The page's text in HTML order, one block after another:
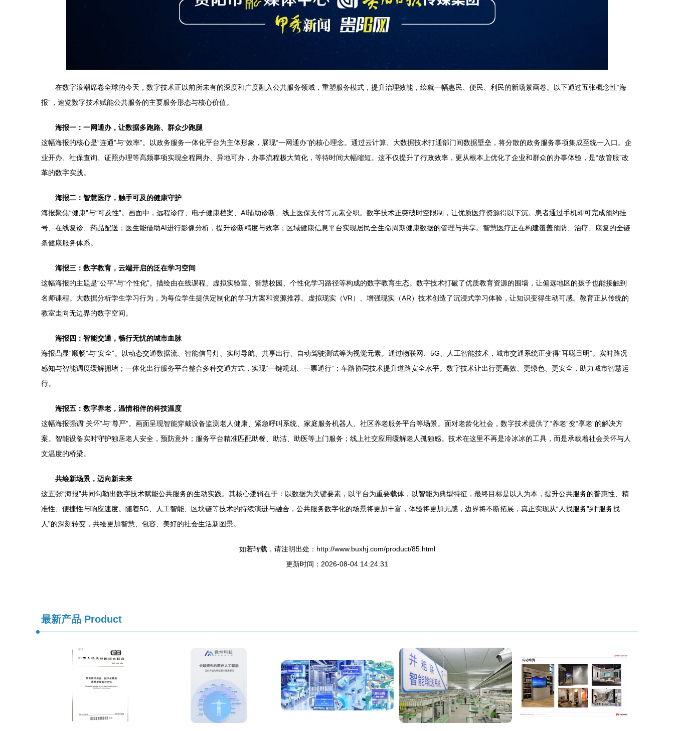
在数字浪潮席卷全球的今天，数字技术正以前所未有的深度和广度融入公共服务领域，重塑服务模式，提升治理效能，绘就一幅惠民、便民、利民的新场景画卷。以下通过五张概念性“海
报”，速览数字技术赋能公共服务的主要服务形态与核心价值。
海报一：一网通办，让数据多跑路、群众少跑腿
这幅海报的核心是“连通”与“效率”。以政务服务一体化平台为主体形象，展现“一网通办”的核心理念。通过云计算、大数据技术打通部门间数据壁垒，将分散的政务服务事项集成至统一入口。企
业开办、社保查询、证照办理等高频事项实现全程网办、异地可办，办事流程极大简化，等待时间大幅缩短。这不仅提升了行政效率，更从根本上优化了企业和群众的办事体验，是“放管服”改
革的数字实践。
海报二：智慧医疗，触手可及的健康守护
海报聚焦“健康”与“可及性”。画面中，远程诊疗、电子健康档案、AI辅助诊断、线上医保支付等元素交织。数字技术正突破时空限制，让优质医疗资源得以下沉。患者通过手机即可完成预约挂
号、在线复诊、药品配送；医生能借助AI进行影像分析，提升诊断精度与效率；区域健康信息平台实现居民全生命周期健康数据的管理与共享。智慧医疗正在构建覆盖预防、治疗、康复的全链
条健康服务体系。
海报三：数字教育，云端开启的泛在学习空间
这幅海报的主题是“公平”与“个性化”。描绘由在线课程、虚拟实验室、智慧校园、个性化学习路径等构成的数字教育生态。数字技术打破了优质教育资源的围墙，让偏远地区的孩子也能接触到
名师课程。大数据分析学生学习行为，为每位学生提供定制化的学习方案和资源推荐。虚拟现实（VR）、增强现实（AR）技术创造了沉浸式学习体验，让知识变得生动可感。教育正从传统的
教室走向无边界的数字空间。
海报四：智能交通，畅行无忧的城市血脉
海报凸显“顺畅”与“安全”。以动态交通数据流、智能信号灯、实时导航、共享出行、自动驾驶测试等为视觉元素。通过物联网、5G、人工智能技术，城市交通系统正变得“耳聪目明”。实时路况
感知与智能调度缓解拥堵；一体化出行服务平台整合多种交通方式，实现“一键规划、一票通行”；车路协同技术提升道路安全水平。数字技术让出行更高效、更绿色、更安全，助力城市智慧运
行。
海报五：数字养老，温情相伴的科技温度
这幅海报强调“关怀”与“尊严”。画面呈现智能穿戴设备监测老人健康、紧急呼叫系统、家庭服务机器人、社区养老服务平台等场景。面对老龄化社会，数字技术提供了“养老”变“享老”的解决方
案。智能设备实时守护独居老人安全，预防意外；服务平台精准匹配助餐、助洁、助医等上门服务；线上社交应用缓解老人孤独感。技术在这里不再是冷冰冰的工具，而是承载着社会关怀与人
文温度的桥梁。
共绘新场景，迈向新未来
这五张“海报”共同勾勒出数字技术赋能公共服务的生动实践。其核心逻辑在于：以数据为关键要素，以平台为重要载体，以智能为典型特征，最终目标是以人为本，提升公共服务的普惠性、精
准性、便捷性与响应速度。随着5G、人工智能、区块链等技术的持续演进与融合，公共服务数字化的场景将更加丰富，体验将更加无感，边界将不断拓展，真正实现从“人找服务”到“服务找
人”的深刻转变，共绘更加智慧、包容、美好的社会生活新图景。
如若转载，请注明出处：http://www.buxhj.com/product/85.html
更新时间：2026-08-04 14:24:31
最新产品 Product